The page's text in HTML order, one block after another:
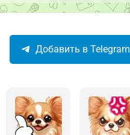
Добавить в Telegram